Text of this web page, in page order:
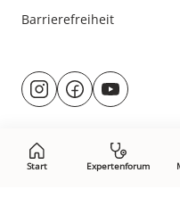
Start Expertenforum
Barrierefreiheit
Besuche
uns@rund.ums.baby
facebook.com/